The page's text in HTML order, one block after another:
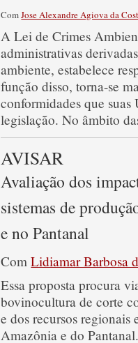
ComJose Alexandre Agiova da
A Lei de Crimes
administrativas
ambiente, estabelece
função disso, torna-se
conformidades que suas
legislação. No âmbito
AVISAR
Avaliação dos
sistemas de
e no Pantanal
ComLidiamar Barbosa
Essa proposta procura
bovinocultura de corte
e dos recursos
Amazônia e do